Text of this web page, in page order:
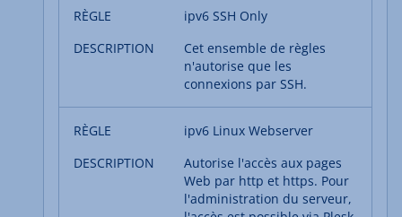
ipv6 SSH Only
Cet ensemble de règles
n'autorise que les
connexions par SSH.
ipv6 Linux Webserver
Autorise l'accès aux pages
Web par http et https. Pour
l'administration du serveur,